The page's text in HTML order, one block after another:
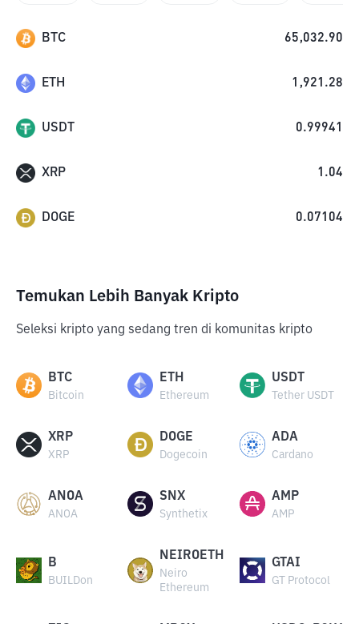
BTC 65,032.90
ETH 1,921.28
USDT 0.99941
XRP 1.04
DOGE 0.07104
Temukan Lebih Banyak Kripto
Seleksi kripto yang sedang tren di komunitas kripto
BTC
Bitcoin
ETH
Ethereum
USDT
Tether USDT
XRP
XRP
DOGE
Dogecoin
ADA
Cardano
ANOA
ANOA
SNX
Synthetix
AMP
AMP
B
BUILDon
NEIROETH
Neiro
Ethereum
GTAI
GT Protocol